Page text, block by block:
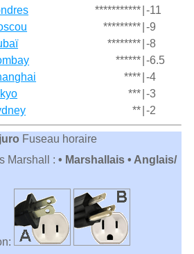
*********** -11
********* -9
******** -8
****** -6.5
**** -4
*** -3
** -2
Fuseau horaire
Marshall : • Marshallais • Anglais/